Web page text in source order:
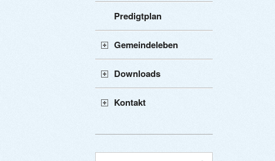
Predigtplan
Gemeindeleben
Downloads
Kontakt